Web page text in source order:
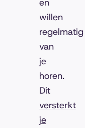
en
willen
regelmatig
van
je
horen.
Dit
versterkt
je